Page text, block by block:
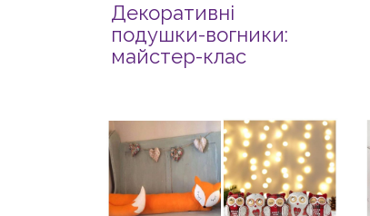
Декоративні
подушки-вогники:
майстер-клас